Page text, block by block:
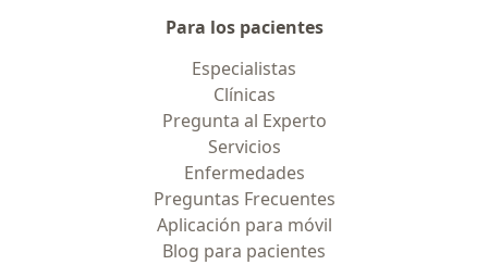
Para los pacientes
Especialistas
Clínicas
Pregunta al Experto
Servicios
Enfermedades
Preguntas Frecuentes
Aplicación para móvil
Blog para pacientes